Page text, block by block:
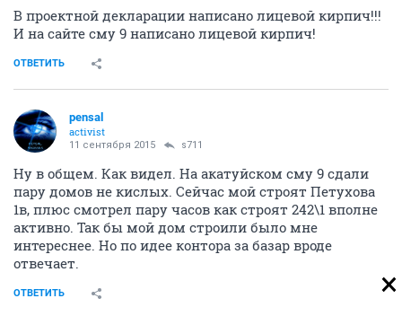
В проектной декларации написано лицевой кирпич!!!
И на сайте сму 9 написано лицевой кирпич!
ОТВЕТИТЬ
pensal
activist
11 сентября 2015 s711
Ну в общем. Как видел. На акатуйском сму 9 сдали
пару домов не кислых. Сейчас мой строят Петухова
1в, плюс смотрел пару часов как строят 242\1 вполне
активно. Так бы мой дом строили было мне
интереснее. Но по идее контора за базар вроде
отвечает.
ОТВЕТИТЬ